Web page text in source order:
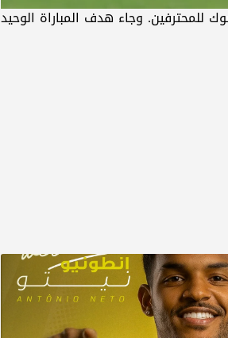
للمحترفين. وجاء هدف المباراة الوحيد